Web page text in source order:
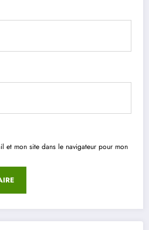
et mon site dans le navigateur pour mon